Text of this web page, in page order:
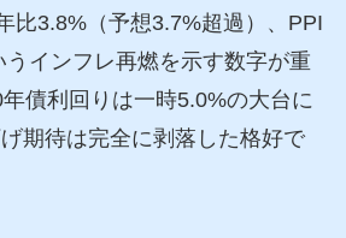
比3.8%（予想3.7%超過）、PPI
インフレ再燃を示す数字が重
債利回りは一時5.0%の大台に
期待は完全に剥落した格好で